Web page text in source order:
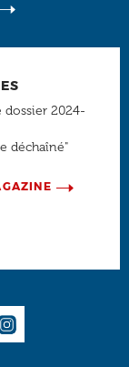
dossier 2024-
déchaîné"